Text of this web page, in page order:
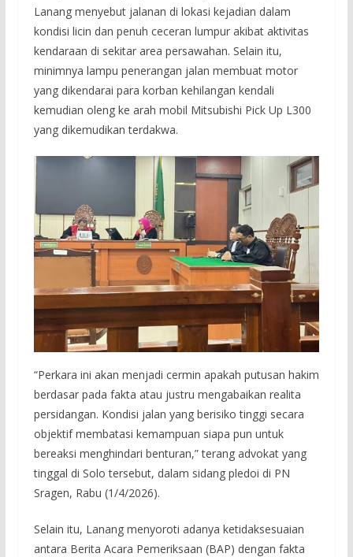
Lanang menyebut jalanan di lokasi kejadian dalam
kondisi licin dan penuh ceceran lumpur akibat aktivitas
kendaraan di sekitar area persawahan. Selain itu,
minimnya lampu penerangan jalan membuat motor
yang dikendarai para korban kehilangan kendali
kemudian oleng ke arah mobil Mitsubishi Pick Up L300
yang dikemudikan terdakwa.
“Perkara ini akan menjadi cermin apakah putusan hakim
berdasar pada fakta atau justru mengabaikan realita
persidangan. Kondisi jalan yang berisiko tinggi secara
objektif membatasi kemampuan siapa pun untuk
bereaksi menghindari benturan,” terang advokat yang
tinggal di Solo tersebut, dalam sidang pledoi di PN
Sragen, Rabu (1/4/2026).
Selain itu, Lanang menyoroti adanya ketidaksesuaian
antara Berita Acara Pemeriksaan (BAP) dengan fakta